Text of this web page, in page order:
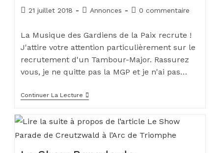
21 juillet 2018 Annonces 0 commentaire
La Musique des Gardiens de la Paix recrute !
J'attire votre attention particulièrement sur le
recrutement d'un Tambour-Major. Rassurez
vous, je ne quitte pas la MGP et je n'ai pas…
Continuer La Lecture